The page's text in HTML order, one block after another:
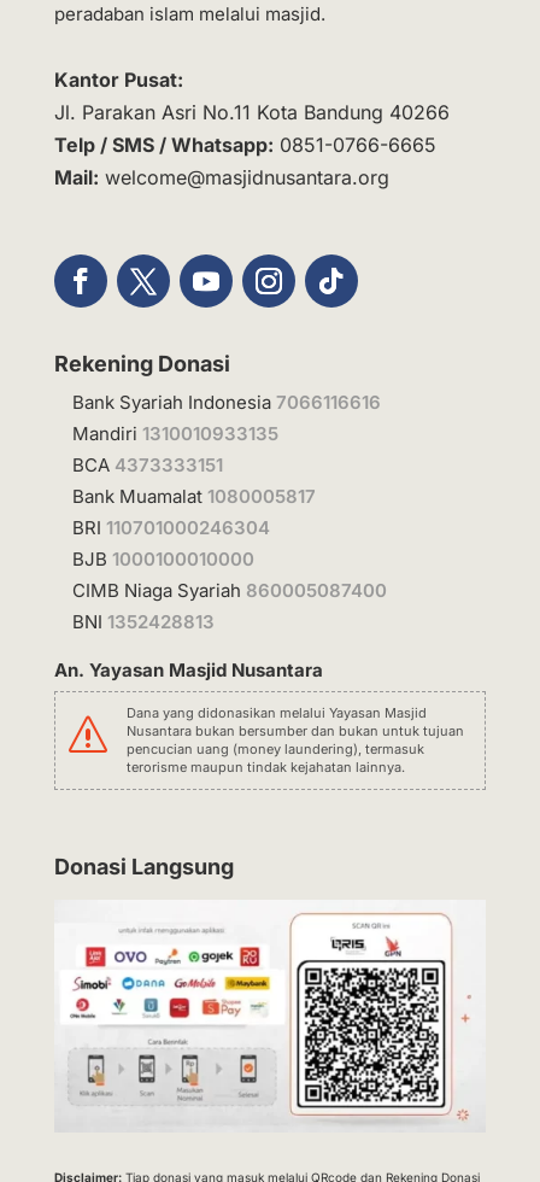
peradaban islam melalui masjid.
Kantor Pusat:
Jl. Parakan Asri No.11 Kota Bandung 40266
Telp / SMS / Whatsapp: 0851-0766-6665
Mail: welcome@masjidnusantara.org
Rekening Donasi
Bank Syariah Indonesia 7066116616
Mandiri 1310010933135
BCA 4373333151
Bank Muamalat 1080005817
BRI 110701000246304
BJB 1000100010000
CIMB Niaga Syariah 860005087400
BNI 1352428813
An. Yayasan Masjid Nusantara
s
Dana yang didonasikan melalui Yayasan Masjid
Nusantara bukan bersumber dan bukan untuk tujuan
pencucian uang (money laundering), termasuk
terorisme maupun tindak kejahatan lainnya.
Donasi Langsung
Disclaimer:Tiap donasi yang masuk melalui QRcode dan Rekening Donasi